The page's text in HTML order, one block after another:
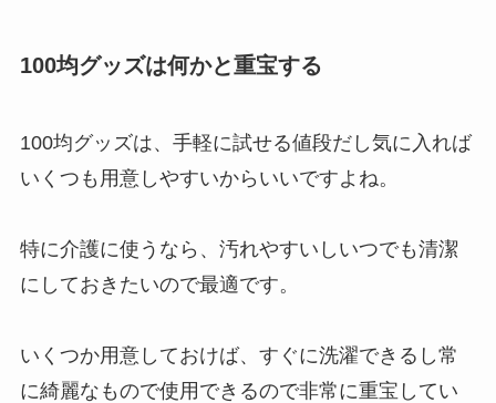
100均グッズは何かと重宝する
100均グッズは、手軽に試せる値段だし気に入れば
いくつも用意しやすいからいいですよね。
特に介護に使うなら、汚れやすいしいつでも清潔
にしておきたいので最適です。
いくつか用意しておけば、すぐに洗濯できるし常
に綺麗なもので使用できるので非常に重宝してい